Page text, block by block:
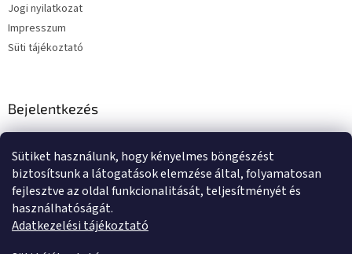
Sütiket használunk, hogy kényelmes böngészést
biztosítsunk a látogatások elemzése által, folyamatosan
fejlesztve az oldal funkcionalitását, teljesítményét és
használhatóságát.
Adatkezelési tájékoztató
Jogi nyilatkozat
Impresszum
Süti tájékoztató
Bejelentkezés
Jelszó
BEJELENTKEZÉS
Új regisztrációElfelejtett jelszó